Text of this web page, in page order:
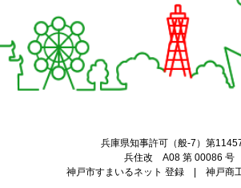
兵庫県知事許可（般-7）第
兵住改 A08 第 00086 号
神戸市すまいるネット 登録 | 神戸商